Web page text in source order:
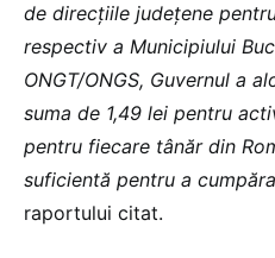
de direcțiile județene
respectiv a Municipiului
ONGT/ONGS, Guvernul a
suma de 1,49 lei pentru
pentru fiecare tânăr din
suficientă pentru a
raportului citat.